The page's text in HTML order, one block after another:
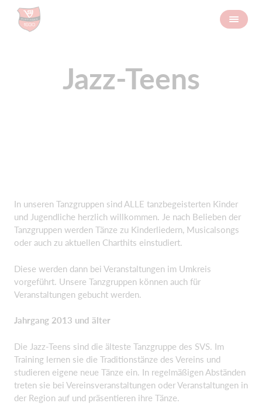
Jazz-Teens
In unseren Tanzgruppen sind ALLE tanzbegeisterten Kinder
und Jugendliche herzlich willkommen. Je nach Belieben der
Tanzgruppen werden Tänze zu Kinderliedern, Musicalsongs
oder auch zu aktuellen Charthits einstudiert.
Diese werden dann bei Veranstaltungen im Umkreis
vorgeführt. Unsere Tanzgruppen können auch für
Veranstaltungen gebucht werden.
Jahrgang 2013 und älter
Die Jazz-Teens sind die älteste Tanzgruppe des SVS. Im
Training lernen sie die Traditionstänze des Vereins und
studieren eigene neue Tänze ein. In regelmäßigen Abständen
treten sie bei Vereinsveranstaltungen oder Veranstaltungen in
der Region auf und präsentieren ihre Tänze.